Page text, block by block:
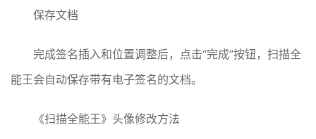
保存文档
完成签名插入和位置调整后，点击“完成”按钮，扫描全
能王会自动保存带有电子签名的文档。
《扫描全能王》头像修改方法